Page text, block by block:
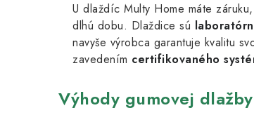
U dlaždíc Multy Home máte
dlhú dobu. Dlaždice sú
navyše výrobca garantuje kvalitu
zavedením certifikovaného
Výhody gumovej dlažby